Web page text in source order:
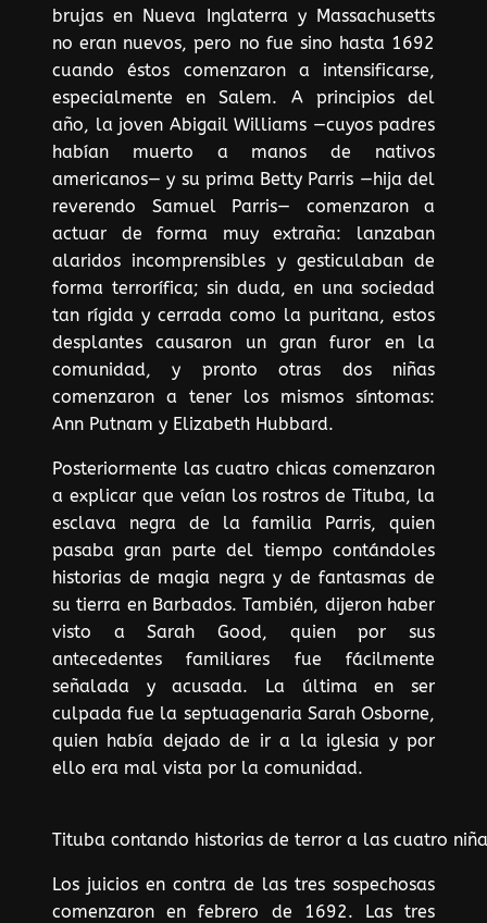
brujas en Nueva Inglaterra y Massachusetts
no eran nuevos, pero no fue sino hasta 1692
cuando éstos comenzaron a intensificarse,
especialmente en Salem. A principios del
año, la joven Abigail Williams —cuyos padres
habían muerto a manos de nativos
americanos— y su prima Betty Parris —hija del
reverendo Samuel Parris— comenzaron a
actuar de forma muy extraña: lanzaban
alaridos incomprensibles y gesticulaban de
forma terrorífica; sin duda, en una sociedad
tan rígida y cerrada como la puritana, estos
desplantes causaron un gran furor en la
comunidad, y pronto otras dos niñas
comenzaron a tener los mismos síntomas:
Ann Putnam y Elizabeth Hubbard.
Posteriormente las cuatro chicas comenzaron
a explicar que veían los rostros de Tituba, la
esclava negra de la familia Parris, quien
pasaba gran parte del tiempo contándoles
historias de magia negra y de fantasmas de
su tierra en Barbados. También, dijeron haber
visto a Sarah Good, quien por sus
antecedentes familiares fue fácilmente
señalada y acusada. La última en ser
culpada fue la septuagenaria Sarah Osborne,
quien había dejado de ir a la iglesia y por
ello era mal vista por la comunidad.
Tituba contando historias de terror a las cuatro
Los juicios en contra de las tres sospechosas
comenzaron en febrero de 1692. Las tres